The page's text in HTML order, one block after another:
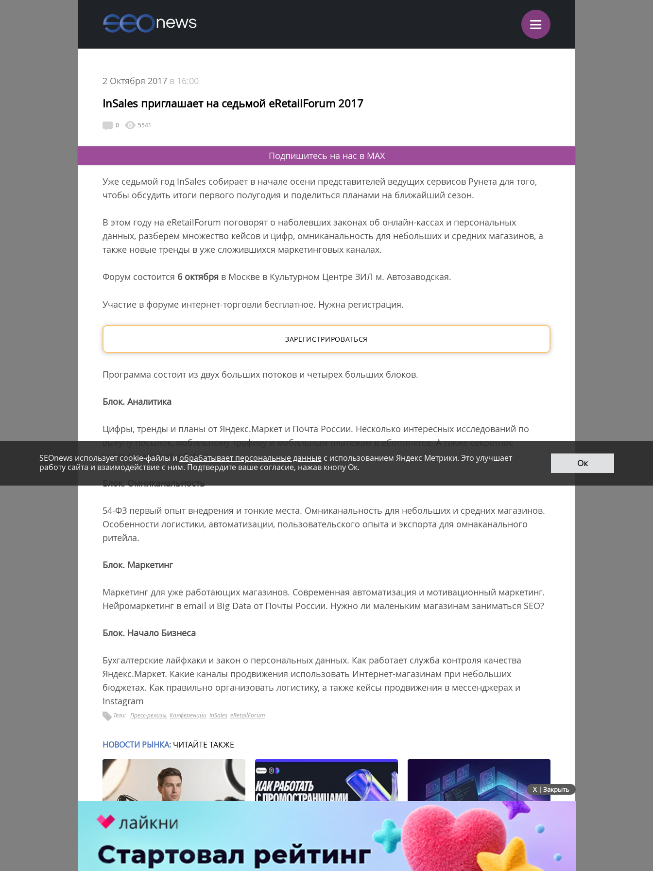
≡
2 Октября 2017 в 16:00
InSales приглашает на седьмой eRetailForum 2017
0 5541
Подпишитесь на нас в MAX
Уже седьмой год InSales собирает в начале осени представителей ведущих сервисов Рунета для того,
чтобы обсудить итоги первого полугодия и поделиться планами на ближайший сезон.
В этом году на eRetailForum поговорят о наболевших законах об онлайн-кассах и персональных
данных, разберем множество кейсов и цифр, омниканальность для небольших и средних магазинов, а
также новые тренды в уже сложившихся маркетинговых каналах.
Форум состоится 6 октября в Москве в Культурном Центре ЗИЛ м. Автозаводская.
Участие в форуме интернет-торговли бесплатное. Нужна регистрация.
ЗАРЕГИСТРИРОВАТЬСЯ
Программа состоит из двух больших потоков и четырех больших блоков.
Блок. Аналитика
Цифры, тренды и планы от Яндекс.Маркет и Почта России. Несколько интересных исследований по
выкупу посылок, мобильному трафику и мобильным платежам в eCommerce. А также секретное
исследование от InSales!
Блок. Омниканальность
54-ФЗ первый опыт внедрения и тонкие места. Омниканальность для небольших и средних магазинов.
Особенности логистики, автоматизации, пользовательского опыта и экспорта для омнаканального
ритейла.
Блок. Маркетинг
Маркетинг для уже работающих магазинов. Современная автоматизация и мотивационный маркетинг.
Нейромаркетинг в email и Big Data от Почты России. Нужно ли маленьким магазинам заниматься SEO?
Блок. Начало Бизнеса
Бухгалтерские лайфхаки и закон о персональных данных. Как работает служба контроля качества
Яндекс.Маркет. Какие каналы продвижения использовать Интернет-магазинам при небольших
бюджетах. Как правильно организовать логистику, а также кейсы продвижения в мессенджерах и
Instagram
Теги: Пресс-релизы Конференции InSales eRetailForum
SEOnews использует cookie-файлы и обрабатывает персональные данныес использованием Яндекс Метрики. Это улучшает
работу сайта и взаимодействие с ним. Подтвердите ваше согласие, нажав кнопу Ок.
Ок
НОВОСТИ РЫНКА: ЧИТАЙТЕ ТАКЖЕ
Российский рынок инфлюенс-
Яндекс запустил курс по
MAX открывает API и запускает
X | Закрыть